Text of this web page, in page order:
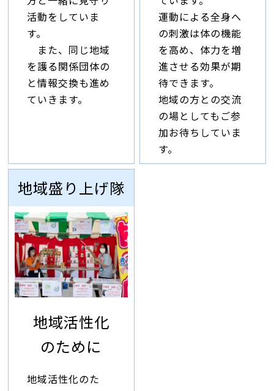
活動をしていま
す。
また、同じ地域
を護る関係団体の
と情報交換も進め
ていきます。
運動による全身へ
の刺激は体の機能
を高め、体力を増
進させる効果が期
待できます。
地域の方との交流
の場としてもご参
加お待ちしていま
す。
地域盛り上げ隊
地域活性化
のために
地域活性化のた